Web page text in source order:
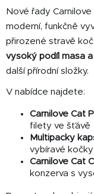
Nové řady
moderní, funkčně
přirozené stravě
vysoký podíl masa a
další přírodní složky.
V nabídce najdete:
Carnilove Cat
filety ve šťávě
Multipacky
vybíravé kočky
Carnilove Cat
konzerva s